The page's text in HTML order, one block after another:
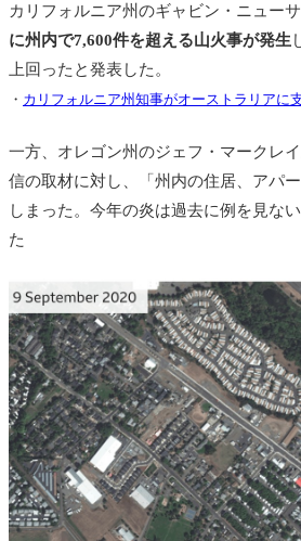
カリフォルニア州のギャビン・ニューサ
に州内で7,600件を超える山火事が発生
上回ったと発表した。
・ カリフォルニア州知事がオーストラリアに
一方、オレゴン州のジェフ・マークレ
信の取材に対し、「州内の住居、アパ
しまった。今年の炎は過去に例を見な
た